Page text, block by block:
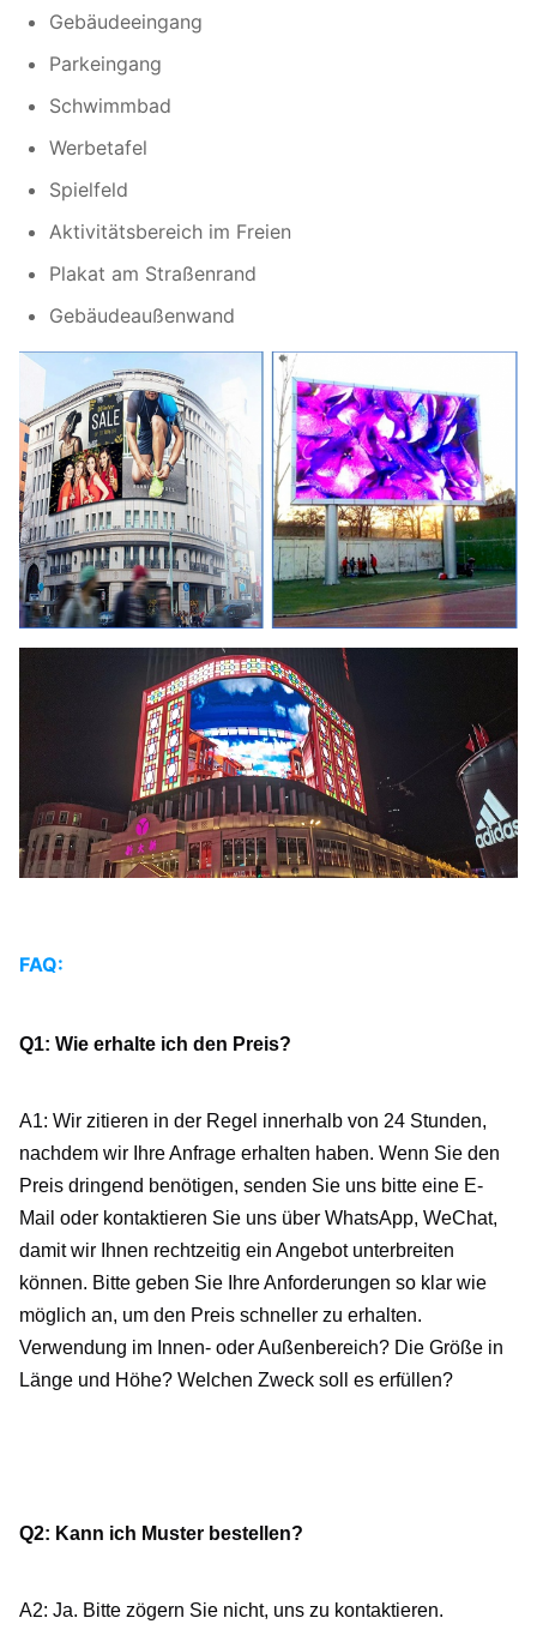
Bildwiederholfrequenz:
Installationsart:
Graustufe:
Betriebsfeuchtigkeit: 10%~90% RH
Gebäudeeingang
Parkeingang
Schwimmbad
Werbetafel
Spielfeld
Aktivitätsbereich im Freien
Plakat am Straßenrand
Gebäudeaußenwand
FAQ:
Q1: Wie erhalte ich den Preis?
A1: Wir zitieren in der Regel innerhalb von 24 Stunden,
nachdem wir Ihre Anfrage erhalten haben. Wenn Sie den
Preis dringend benötigen, senden Sie uns bitte eine E-
Mail oder kontaktieren Sie uns über WhatsApp, WeChat,
damit wir Ihnen rechtzeitig ein Angebot unterbreiten
können. Bitte geben Sie Ihre Anforderungen so klar wie
möglich an, um den Preis schneller zu erhalten.
Verwendung im Innen- oder Außenbereich? Die Größe in
Länge und Höhe? Welchen Zweck soll es erfüllen?
Q2: Kann ich Muster bestellen?
A2: Ja. Bitte zögern Sie nicht, uns zu kontaktieren.